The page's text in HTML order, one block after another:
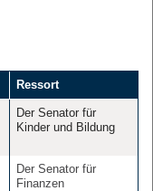
Ressort
Der Senator für
Kinder und Bildung
Der Senator für
Finanzen